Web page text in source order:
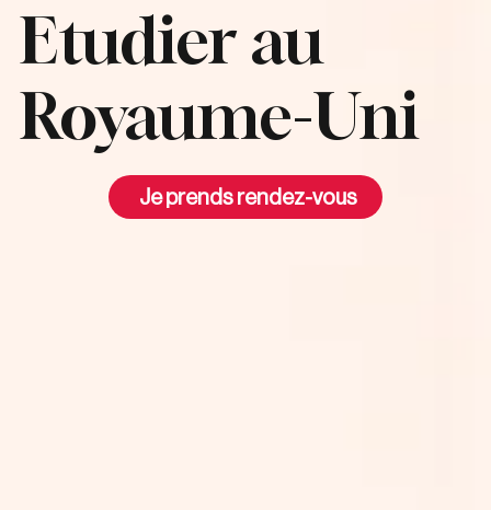
Etudier au
Royaume-Uni
Je prends rendez-vous